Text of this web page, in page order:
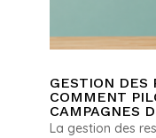
GESTION DES
COMMENT
CAMPAGNES
La gestion des